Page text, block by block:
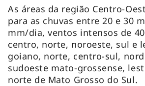
As áreas da região Centro-
para as chuvas entre 20 e 30
mm/dia, ventos intensos de
centro, norte, noroeste, sul e
goiano, norte, centro-sul,
sudoeste mato-grossense,
norte de Mato Grosso do Sul.